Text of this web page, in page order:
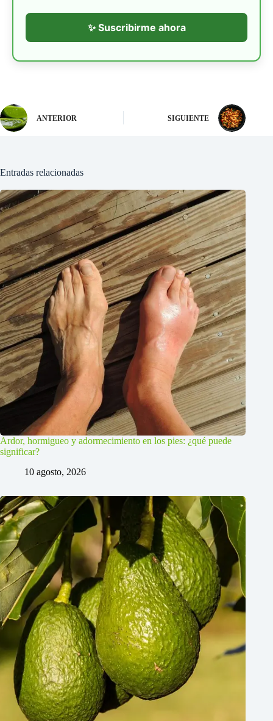
✨ Suscribirme ahora
ANTERIOR SIGUIENTE
Entradas relacionadas
Ardor, hormigueo y adormecimiento en los pies: ¿qué puede
significar?
10 agosto, 2026